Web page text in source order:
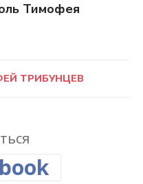
Тимофея
ТРИБУНЦЕВ